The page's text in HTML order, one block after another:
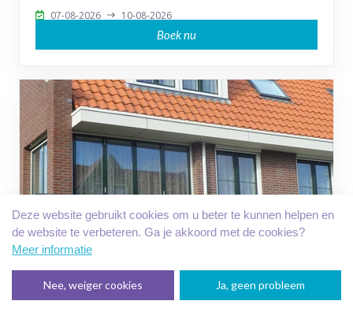
Deze website gebruikt cookies om u beter te kunnen helpen en
de website te verbeteren. Ga je akkoord met de cookies?
Meer informatie
Nee, weiger cookies Ja, geen probleem
07-08-2026
10-08-2026
Boek nu
FILTER